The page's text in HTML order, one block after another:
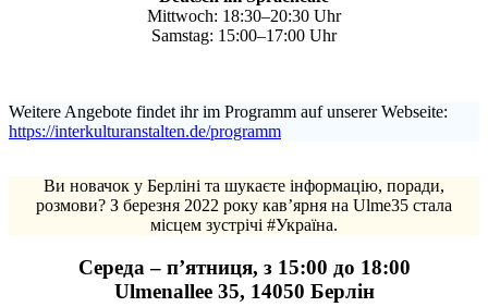
Mittwoch: 18:30–20:30 Uhr
Samstag: 15:00–17:00 Uhr
Weitere Angebote findet ihr im Programm auf unserer Webseite:
https://interkulturanstalten.de/programm
Ви новачок у Берліні та шукаєте інформацію, поради,
розмови? З березня 2022 року кав’ярня на Ulme35 стала
місцем зустрічі #Україна.
Середа – п’ятниця, з 15:00 до 18:00
Ulmenallee 35, 14050 Берлін